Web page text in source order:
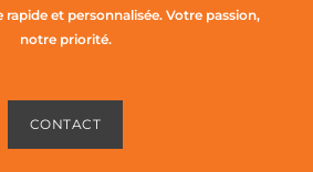
rapide et personnalisée. Votre passion,
notre priorité.
CONTACT